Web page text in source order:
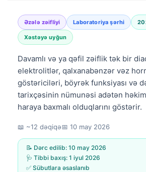
Əzələ zəifliyi Laboratoriya şərhi
Xəstəyə uyğun
Davamlı və ya qəfil zəiflik tək bir
elektrolitlər, qalxanabənzər vəz
göstəriciləri, böyrək funksiyası və
tarixçəsinin nümunəsi adətən
haraya baxmalı olduqlarını göstərir.
📖 ~12 dəqiqə📅 10 may 2026
📝 Dərc edilib: 10 may 2026
🩺 Tibbi baxış: 1 iyul 2026
✅ Sübutlara əsaslanıb